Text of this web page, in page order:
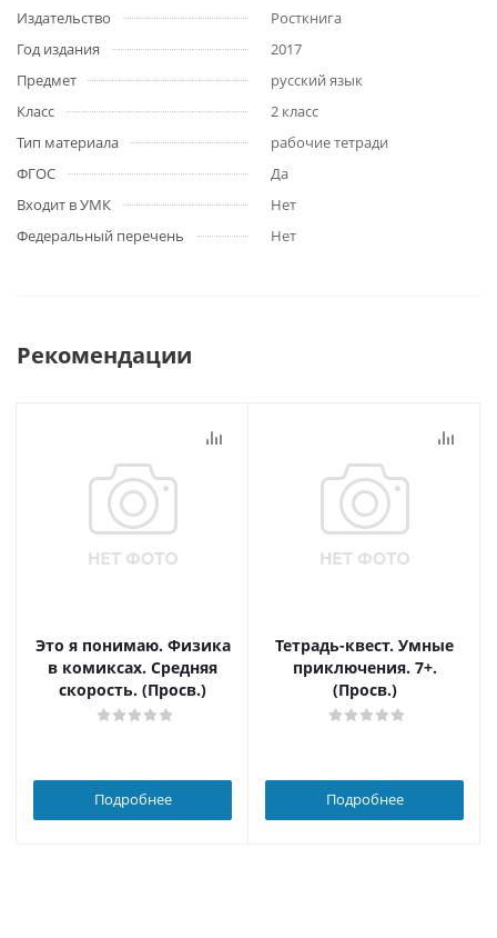
Издательство
Росткнига
Год издания
2017
Предмет
русский язык
Класс
2 класс
Тип материала
рабочие тетради
ФГОС
Да
Входит в УМК
Нет
Федеральный перечень
Нет
Рекомендации
Это я понимаю. Физика
в комиксах. Средняя
скорость. (Просв.)
Подробнее
Тетрадь-квест. Умные
приключения. 7+.
(Просв.)
Подробнее